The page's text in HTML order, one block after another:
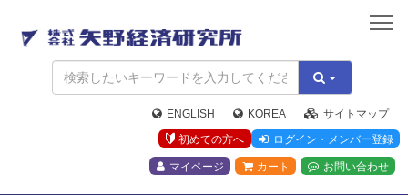
矢
野
経
済
研
究
所
ENGLISH KOREA
サイトマップ
初めての方へ
ログイン・メンバー登録
マイページ カート お問い合わせ